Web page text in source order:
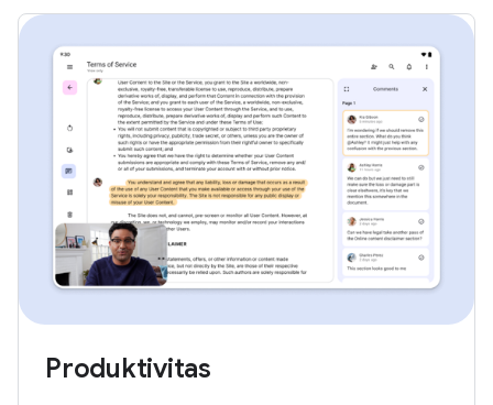
Produktivitas